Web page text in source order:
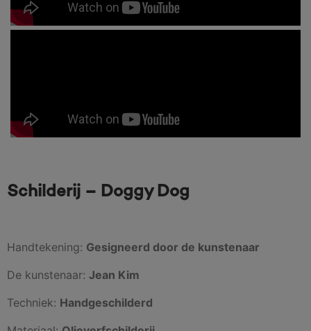
Schilderij – Doggy Dog
Handtekening: Gesigneerd door de kunstenaar
De kunstenaar: Jean Kim
Techniek: Handgeschilderd